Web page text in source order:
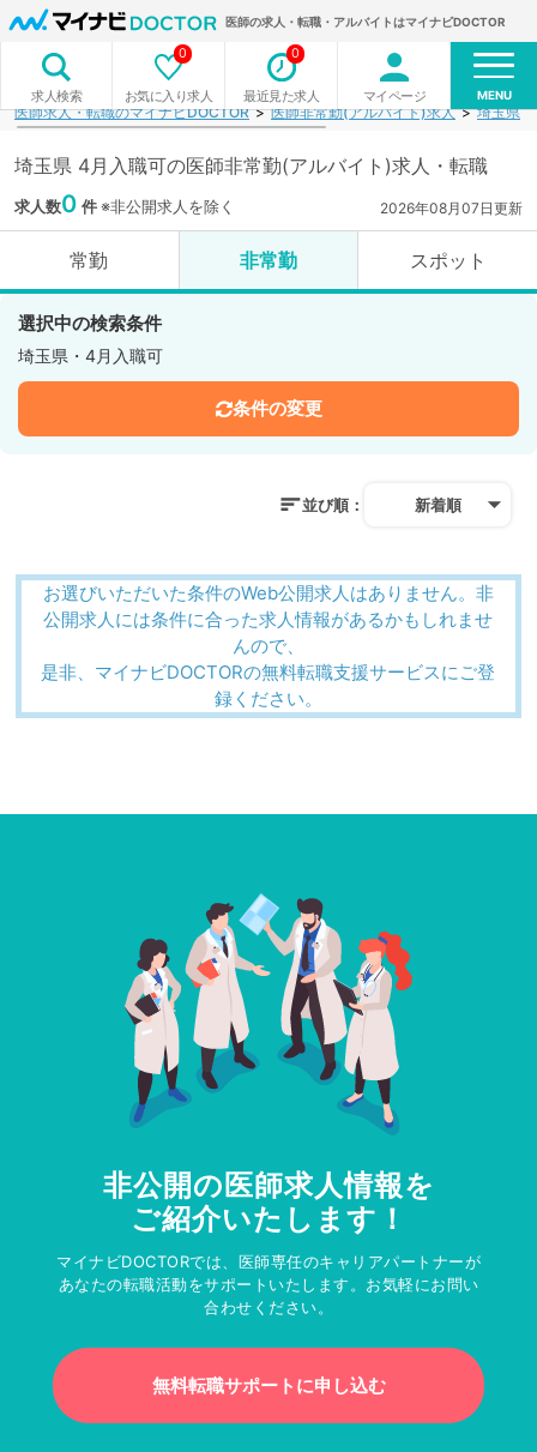
医師の求人・転職・アルバイトはマイナビDOCTOR
求人検索 お気に入り求人
0
最近見た求人
0
マイページ MENU
医師求人・転職のマイナビDOCTOR 医師非常勤(アルバイト)求人 埼玉県
埼玉県 4月入職可の医師非常勤(アルバイト)求人・転職
求人数0 件※非公開求人を除く 2026年08月07日更新
常勤 非常勤 スポット
選択中の検索条件
埼玉県・4月入職可
条件の変更
並び順： 新着順
お選びいただいた条件のWeb公開求人はありません。非
公開求人には条件に合った求人情報があるかもしれませ
んので、
是非、マイナビDOCTORの無料転職支援サービスにご登
録ください。
非公開の医師求人情報を
ご紹介いたします！
マイナビDOCTORでは、医師専任のキャリアパートナーが
あなたの転職活動をサポートいたします。お気軽にお問い
合わせください。
無料転職サポートに申し込む